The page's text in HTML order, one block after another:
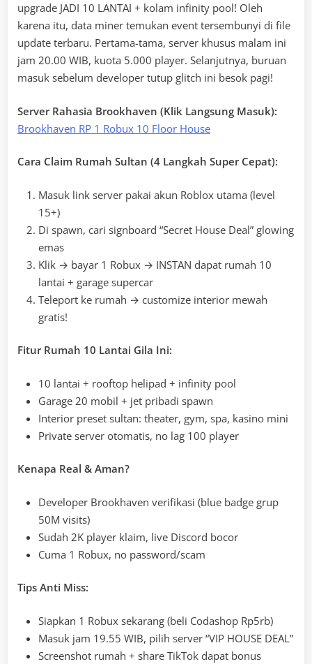
upgrade JADI 10 LANTAI + kolam infinity pool! Oleh
karena itu, data miner temukan event tersembunyi di file
update terbaru. Pertama-tama, server khusus malam ini
jam 20.00 WIB, kuota 5.000 player. Selanjutnya, buruan
masuk sebelum developer tutup glitch ini besok pagi!
Server Rahasia Brookhaven (Klik Langsung Masuk):
Brookhaven RP 1 Robux 10 Floor House
Cara Claim Rumah Sultan (4 Langkah Super Cepat):
Masuk link server pakai akun Roblox utama (level
15+)
Di spawn, cari signboard “Secret House Deal” glowing
emas
Klik → bayar 1 Robux → INSTAN dapat rumah 10
lantai + garage supercar
Teleport ke rumah → customize interior mewah
gratis!
Fitur Rumah 10 Lantai Gila Ini:
10 lantai + rooftop helipad + infinity pool
Garage 20 mobil + jet pribadi spawn
Interior preset sultan: theater, gym, spa, kasino mini
Private server otomatis, no lag 100 player
Kenapa Real & Aman?
Developer Brookhaven verifikasi (blue badge grup
50M visits)
Sudah 2K player klaim, live Discord bocor
Cuma 1 Robux, no password/scam
Tips Anti Miss:
Siapkan 1 Robux sekarang (beli Codashop Rp5rb)
Masuk jam 19.55 WIB, pilih server “VIP HOUSE DEAL”
Screenshot rumah + share TikTok dapat bonus